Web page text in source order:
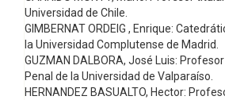
Universidad de Chile.
GIMBERNAT ORDEIG , Enrique:
la Universidad Complutense de Madrid.
GUZMAN DALBORA, José Luis:
Penal de la Universidad de Valparaíso.
HERNANDEZ BASUALTO, Hector: